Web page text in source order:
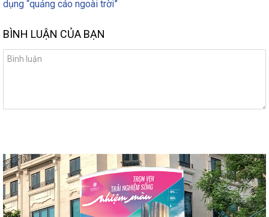
dụng “quảng cáo ngoài trời”
BÌNH LUẬN CỦA BẠN